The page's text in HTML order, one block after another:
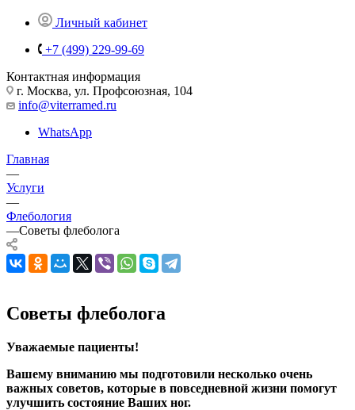
Личный кабинет
+7 (499) 229-99-69
Контактная информация
г. Москва, ул. Профсоюзная, 104
info@viterramed.ru
WhatsApp
Главная
—
Услуги
—
Флебология
—Советы флеболога
Советы флеболога
Уважаемые пациенты!
Вашему вниманию мы подготовили несколько очень
важных советов, которые в повседневной жизни помогут
улучшить состояние Ваших ног.